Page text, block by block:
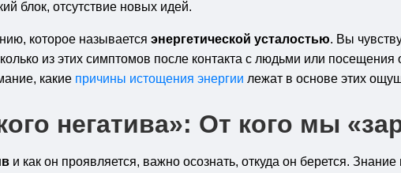
блок, отсутствие новых идей.
которое называется энергетической усталостью. Вы
из этих симптомов после контакта с людьми или
какие причины истощения энергии лежат в основе этих
негатива»: От кого мы
и как он проявляется, важно осознать, откуда он берется.